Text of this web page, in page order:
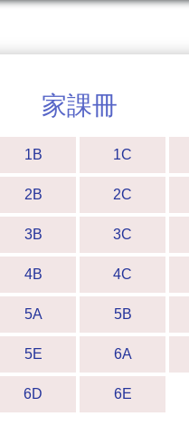
家課冊
1B 1C
2B 2C
3B 3C
4B 4C
5A 5B
5E 6A
6D 6E